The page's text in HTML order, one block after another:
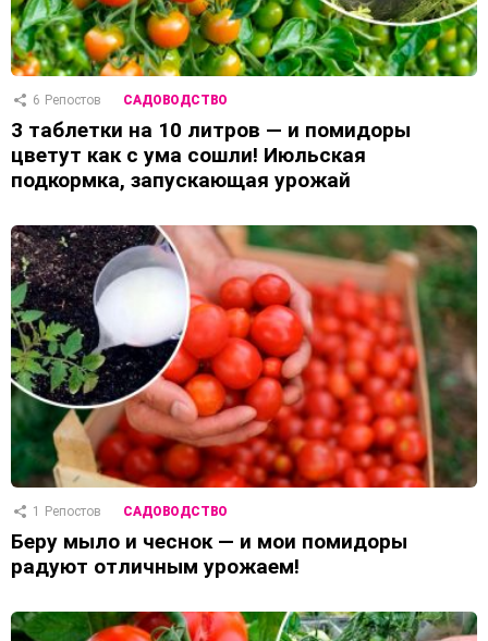
6 Репостов САДОВОДСТВО
3 таблетки на 10 литров — и помидоры
цветут как с ума сошли! Июльская
подкормка, запускающая урожай
1 Репостов САДОВОДСТВО
Беру мыло и чеснок — и мои помидоры
радуют отличным урожаем!